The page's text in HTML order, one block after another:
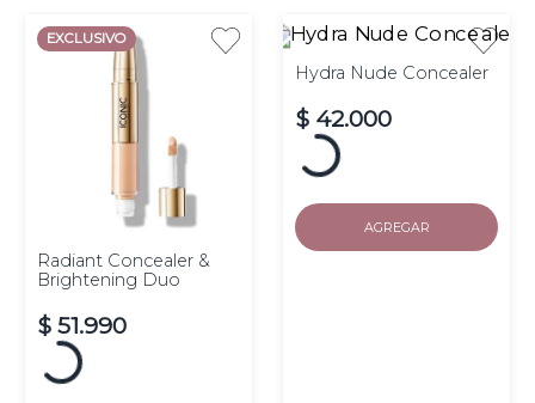
EXCLUSIVO
Radiant Concealer &
Brightening Duo
$ 51.990
Hydra Nude Concealer
$ 42.000
AGREGAR